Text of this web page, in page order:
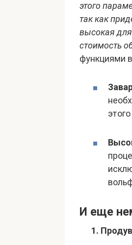
этого
так как
высокая
стоимость
функциями
И еще
1.